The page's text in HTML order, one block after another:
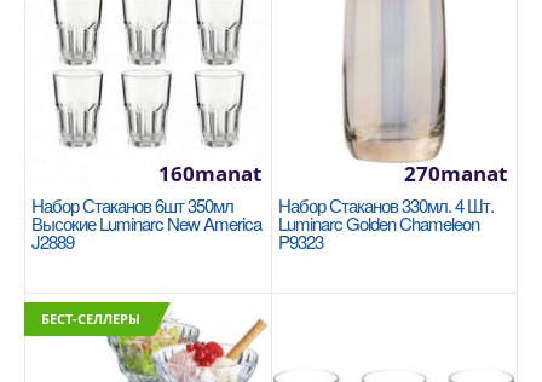
220manat
В Корзину
+Добавь в сравнения
+В избранные
Набор Стаканов 6шт 350мл
Высокие Luminarc New America
J2889
160manat
Набор Стаканов 330мл. 4 Шт.
Luminarc Golden Chameleon
P9323
270manat
БЕСТ-СЕЛЛЕРЫ